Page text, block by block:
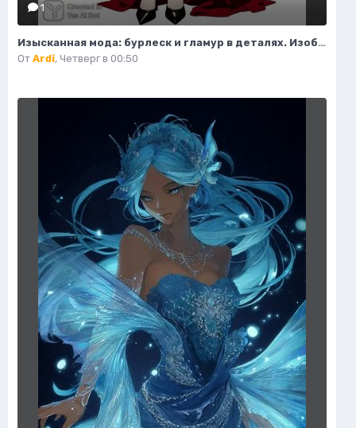
1
Изысканная мода: бурлеск и гламур в деталях. Изображение из нейронной сети Flux.1
От Ardi, Четверг в 00:50